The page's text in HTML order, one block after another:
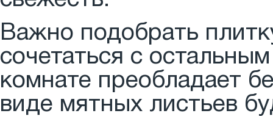
Важно подобрать
сочетаться с
комнате преобладает
виде мятных листьев